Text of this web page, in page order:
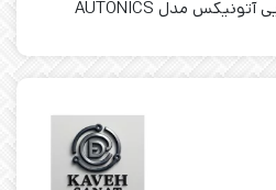
سنسور القایی آتونیکس مدل AUTONICS